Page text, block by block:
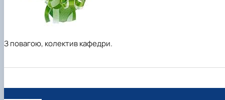
З повагою, колектив кафедри.